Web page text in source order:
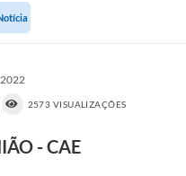
2573 VISUALIZAÇÕES
- CAE